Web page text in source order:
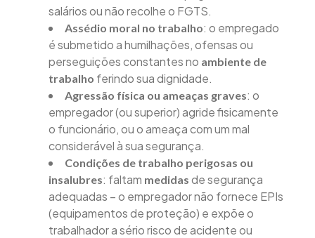
salários ou não recolhe o FGTS.
Assédio moral no trabalho: o empregado
é submetido a humilhações, ofensas ou
perseguições constantes no ambiente de
trabalho ferindo sua dignidade.
Agressão física ou ameaças graves: o
empregador (ou superior) agride fisicamente
o funcionário, ou o ameaça com um mal
considerável à sua segurança.
Condições de trabalho perigosas ou
insalubres: faltam medidas de segurança
adequadas – o empregador não fornece EPIs
(equipamentos de proteção) e expõe o
trabalhador a sério risco de acidente ou